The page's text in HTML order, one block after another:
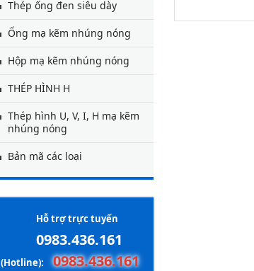
Thép ống đen siêu dày
Ống mạ kẽm nhúng nóng
Hộp mạ kẽm nhúng nóng
THÉP HÌNH H
Thép hình U, V, I, H mạ kẽm
nhúng nóng
Bản mã các loại
Hỗ trợ trực tuyến
0983.436.161
(Hotline): 0983.436.161